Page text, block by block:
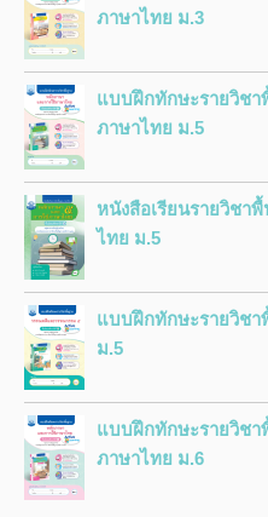
ภาษาไทย ม.3
แบบฝึกทักษะรายวิชา
ภาษาไทย ม.5
หนังสือเรียนรายวิชา
ไทย ม.5
แบบฝึกทักษะรายวิช
ม.5
แบบฝึกทักษะรายวิชา
ภาษาไทย ม.6